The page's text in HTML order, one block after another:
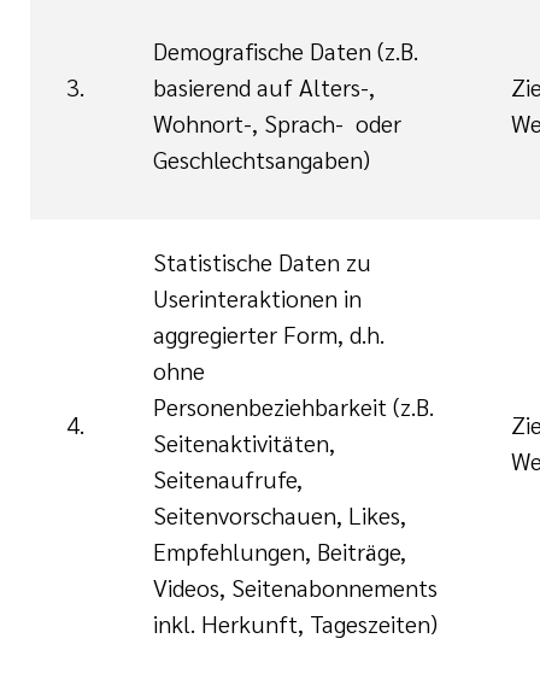
3.
Demografische Daten (z.B.
basierend auf Alters-,
Wohnort-, Sprach- oder
Geschlechtsangaben)
4.
Statistische Daten zu
Userinteraktionen in
aggregierter Form, d.h.
ohne
Personenbeziehbarkeit (z.B.
Seitenaktivitäten,
Seitenaufrufe,
Seitenvorschauen, Likes,
Empfehlungen, Beiträge,
Videos, Seitenabonnements
inkl. Herkunft, Tageszeiten)